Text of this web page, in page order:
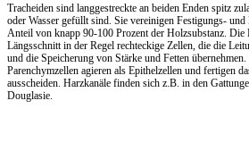
Tracheiden sind langgestreckte an beiden Enden spitz
oder Wasser gefüllt sind. Sie vereinigen Festigungs-
Anteil von knapp 90-100 Prozent der Holzsubstanz. Die
Längsschnitt in der Regel rechteckige Zellen, die die
und die Speicherung von Stärke und Fetten
Parenchymzellen agieren als Epithelzellen und fertigen
ausscheiden. Harzkanäle finden sich z.B. in den
Douglasie.